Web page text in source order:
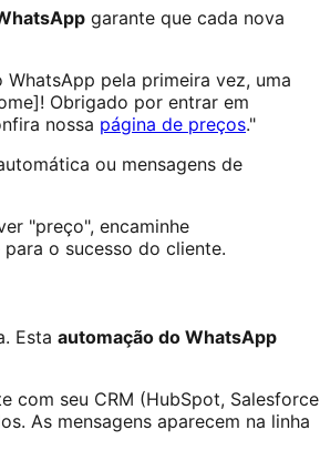
garante que cada nova
pela primeira vez, uma
Obrigado por entrar em
nossa página de preços."
ou mensagens de
"preço", encaminhe
o sucesso do cliente.
Esta automação do WhatsApp
com seu CRM (HubSpot, Salesforce
As mensagens aparecem na linha